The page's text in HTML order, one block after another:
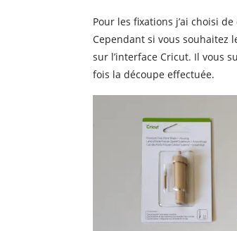
Pour les fixations j’ai choisi
Cependant si vous souhaitez
sur l’interface Cricut. Il vous
fois la découpe effectuée.